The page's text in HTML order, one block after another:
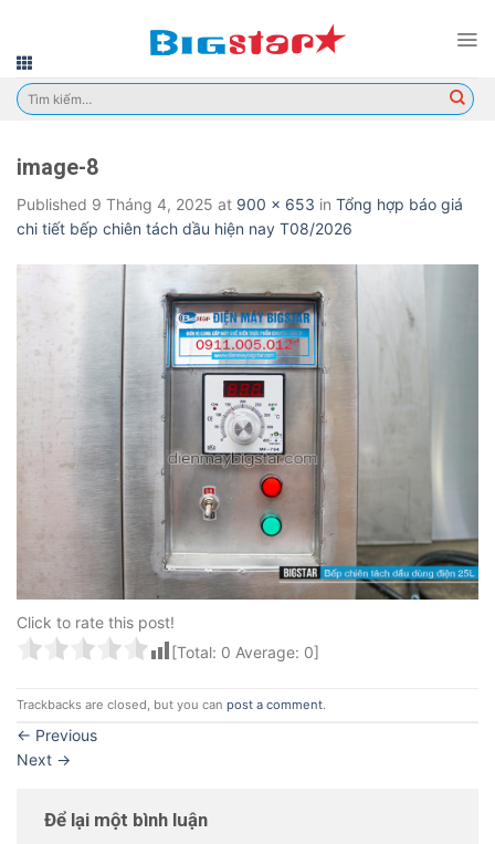
content
Tìm
kiếm:
image-8
Published 9 Tháng 4, 2025 at 900 × 653 in Tổng hợp báo giá
chi tiết bếp chiên tách dầu hiện nay T08/2026
Click to rate this post!
[Total: 0 Average: 0]
Trackbacks are closed, but you can post a comment.
← Previous
Next →
Để lại một bình luận